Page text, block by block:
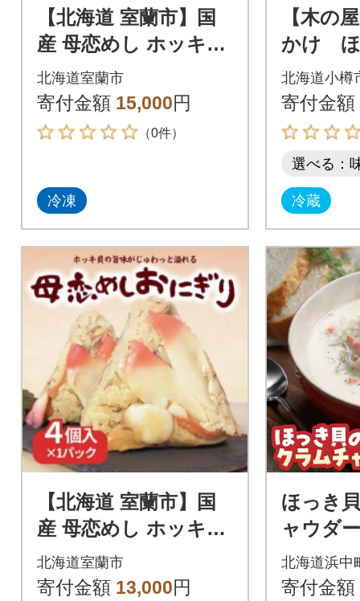
【北海道 室蘭市】国
産 母恋めし ホッキ貝
の炊き込みご飯のお
にぎり(冷凍)5個入り
北海道室蘭市
寄付金額 15,000円
（0件）
冷凍
【木の
かけ ほ
布
北海道小樽
寄付金額
選べる：
冷蔵
【北海道 室蘭市】国
産 母恋めし ホッキ貝
の炊き込みご飯のお
にぎり(冷凍)4個入り
北海道室蘭市
寄付金額 13,000円
ほっき
ャウダ
×4袋
北海道浜中
寄付金額